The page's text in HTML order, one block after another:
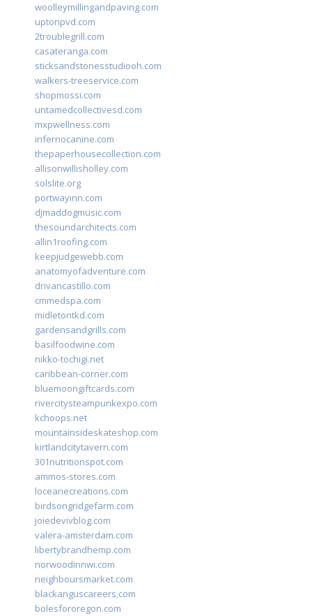
woolleymillingandpaving.com
uptonpvd.com
2troublegrill.com
casateranga.com
sticksandstonesstudiooh.com
walkers-treeservice.com
shopmossi.com
untamedcollectivesd.com
mxpwellness.com
infernocanine.com
thepaperhousecollection.com
allisonwillisholley.com
solslite.org
portwayinn.com
djmaddogmusic.com
thesoundarchitects.com
allin1roofing.com
keepjudgewebb.com
anatomyofadventure.com
drivancastillo.com
cmmedspa.com
midletontkd.com
gardensandgrills.com
basilfoodwine.com
nikko-tochigi.net
caribbean-corner.com
bluemoongiftcards.com
rivercitysteampunkexpo.com
kchoops.net
mountainsideskateshop.com
kirtlandcitytavern.com
301nutritionspot.com
ammos-stores.com
loceanecreations.com
birdsongridgefarm.com
joiedevivblog.com
valera-amsterdam.com
libertybrandhemp.com
norwoodinnwi.com
neighboursmarket.com
blackanguscareers.com
bolesfororegon.com